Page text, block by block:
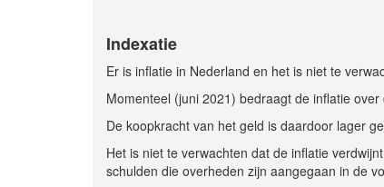
Indexatie
Er is inflatie in Nederland en het is niet te
Momenteel (juni 2021) bedraagt de inflatie
De koopkracht van het geld is daardoor lager
Het is niet te verwachten dat de inflatie
schulden die overheden zijn aangegaan in de